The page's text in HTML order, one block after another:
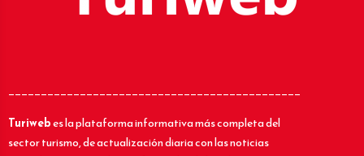
_____________________________________________
Turiwebes la plataforma informativa más completa del
sector turismo, de actualización diaria con las noticias